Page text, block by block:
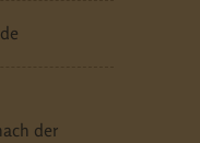
der